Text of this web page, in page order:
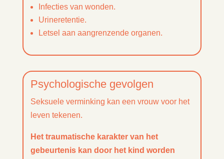
Infecties van wonden.
Urineretentie.
Letsel aan aangrenzende organen.
Psychologische gevolgen
Seksuele verminking kan een vrouw voor het
leven tekenen.
Het traumatische karakter van het
gebeurtenis kan door het kind worden